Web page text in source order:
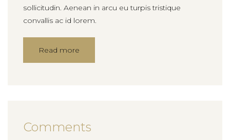
sollicitudin. Aenean in arcu eu turpis tristique
convallis ac id lorem.
Read more
Comments